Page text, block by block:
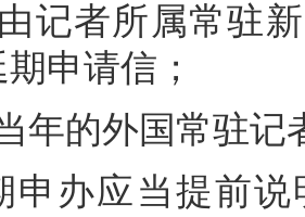
者所属常驻新
申请信；
的外国常驻记
应当提前说